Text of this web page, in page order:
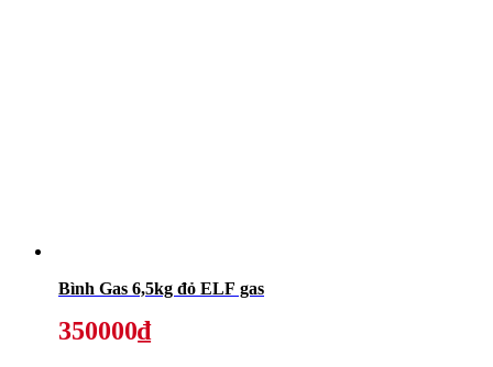
Bình Gas 6,5kg đỏ ELF gas
350000₫